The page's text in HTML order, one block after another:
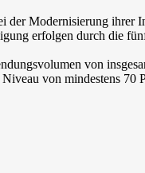
der Modernisierung ihrer
erfolgen durch die
von
von mindestens 70